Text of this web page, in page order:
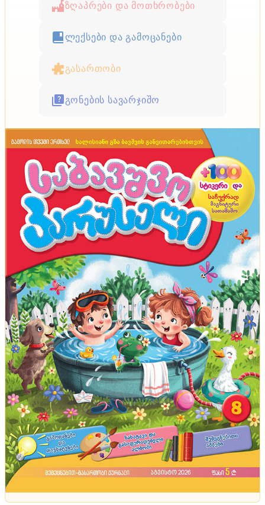
ზღაპრები და მოთხრობები
ლექსები და გამოცანები
გასართობი
გონების სავარჯიშო